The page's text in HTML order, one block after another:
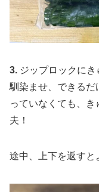
3. ジップロックに
馴染ませ、できるだ
っていなくても、
夫！
途中、上下を返すと